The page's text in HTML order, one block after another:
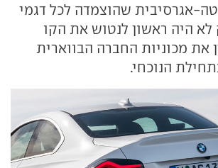
אגרסיבית שהוצמדה לכל דגמי
לא היה ראשון לנטוש את הקו
את מכוניות החברה הבווארית
הנוכחי.